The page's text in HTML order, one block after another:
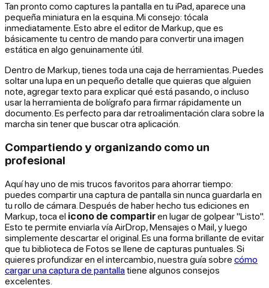
Tan pronto como captures la pantalla en tu iPad, aparece una
pequeña miniatura en la esquina. Mi consejo: tócala
inmediatamente. Esto abre el editor de Markup, que es
básicamente tu centro de mando para convertir una imagen
estática en algo genuinamente útil.
Dentro de Markup, tienes toda una caja de herramientas. Puedes
soltar una lupa en un pequeño detalle que quieras que alguien
note, agregar texto para explicar qué está pasando, o incluso
usar la herramienta de bolígrafo para firmar rápidamente un
documento. Es perfecto para dar retroalimentación clara sobre la
marcha sin tener que buscar otra aplicación.
Compartiendo y organizando como un
profesional
Aquí hay uno de mis trucos favoritos para ahorrar tiempo:
puedes compartir una captura de pantalla sin nunca guardarla en
tu rollo de cámara. Después de haber hecho tus ediciones en
Markup, toca el icono de compartiren lugar de golpear "Listo".
Esto te permite enviarla vía AirDrop, Mensajes o Mail, y luego
simplemente descartar el original. Es una forma brillante de evitar
que tu biblioteca de Fotos se llene de capturas puntuales. Si
quieres profundizar en el intercambio, nuestra guía sobre cómo
cargar una captura de pantalla tiene algunos consejos
excelentes.